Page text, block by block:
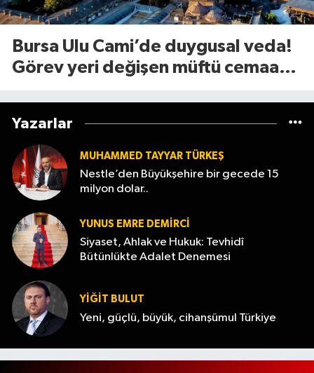
Bursa Ulu Cami’de duygusal veda!
Görev yeri değişen müftü cemaate
Yazarlar
MUHAMMED TAYYAR TÜRKEŞ
Nestle’den Büyükşehire bir gecede 15
milyon dolar..
YUNUS EMRE DEMIRCI
Siyaset, Ahlak ve Hukuk: Tevhidî
Bütünlükte Adalet Denemesi
YİĞİT BULUT
Yeni, güçlü, büyük, cihanşümul Türkiye